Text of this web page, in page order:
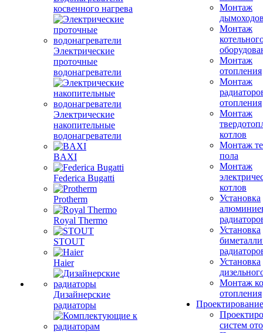
косвенного нагрева
Электрические
проточные
водонагреватели
Электрические
накопительные
водонагреватели
BAXI
Federica Bugatti
Protherm
Royal Thermo
STOUT
Haier
Дизайнерские
радиаторы
Монтаж
Монтаж
Монтаж
отопления
Монтаж
отопления
Монтаж
котлов
Монтаж
пола
Монтаж
котлов
Установка
Установка
Установка
Монтаж
отопления
Проектирование
систем